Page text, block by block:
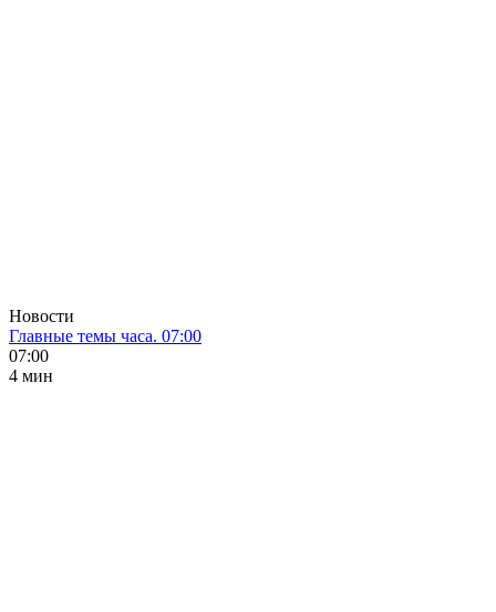
Новости
Главные темы часа. 07:00
07:00
4 мин